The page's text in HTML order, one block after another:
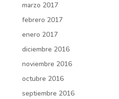
marzo 2017
febrero 2017
enero 2017
diciembre 2016
noviembre 2016
octubre 2016
septiembre 2016